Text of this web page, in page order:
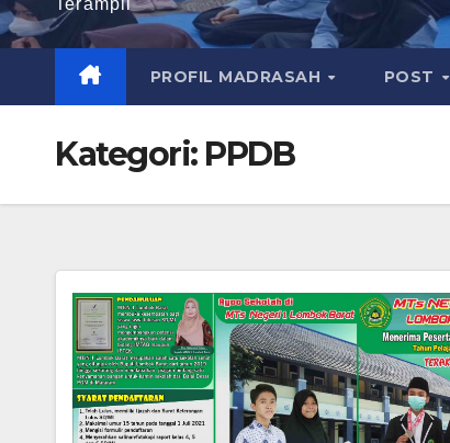
Terampil
PROFIL MADRASAH POST
Kategori: PPDB